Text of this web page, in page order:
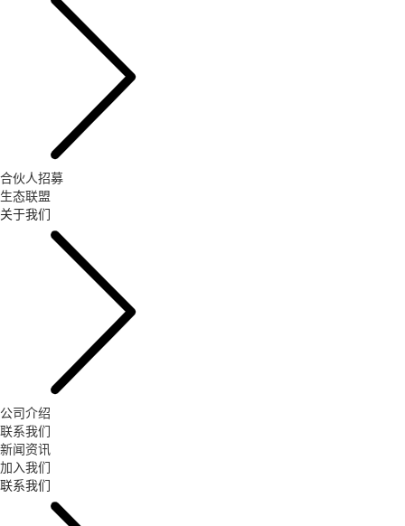
合伙人招募
生态联盟
关于我们
公司介绍
联系我们
新闻资讯
加入我们
联系我们